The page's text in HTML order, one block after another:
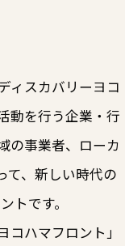
ィスカバリーヨコ
動を行う企業・行
の事業者、ローカ
て、新しい時代の
トです。
ハマフロント」